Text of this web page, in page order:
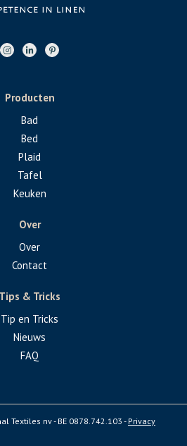
Producten
Bad
Bed
Plaid
Tafel
Keuken
Over
Over
Contact
Tips & Tricks
Tip en Tricks
Nieuws
FAQ
Textiles nv - BE 0878.742.103 - Privacy